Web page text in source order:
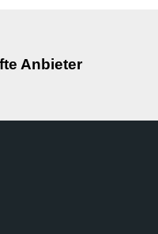
Anbieter